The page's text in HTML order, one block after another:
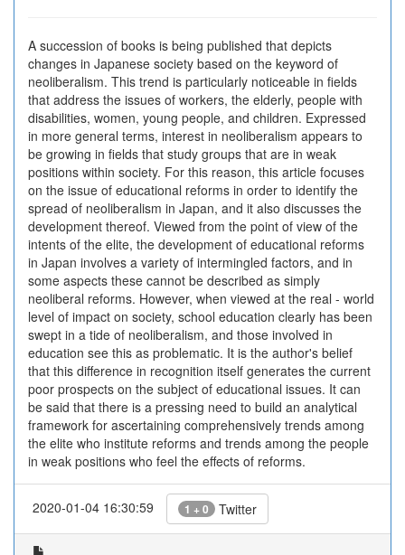
A succession of books is being published that depicts
changes in Japanese society based on the keyword of
neoliberalism. This trend is particularly noticeable in fields
that address the issues of workers, the elderly, people with
disabilities, women, young people, and children. Expressed
in more general terms, interest in neoliberalism appears to
be growing in fields that study groups that are in weak
positions within society. For this reason, this article focuses
on the issue of educational reforms in order to identify the
spread of neoliberalism in Japan, and it also discusses the
development thereof. Viewed from the point of view of the
intents of the elite, the development of educational reforms
in Japan involves a variety of intermingled factors, and in
some aspects these cannot be described as simply
neoliberal reforms. However, when viewed at the real - world
level of impact on society, school education clearly has been
swept in a tide of neoliberalism, and those involved in
education see this as problematic. It is the author's belief
that this difference in recognition itself generates the current
poor prospects on the subject of educational issues. It can
be said that there is a pressing need to build an analytical
framework for ascertaining comprehensively trends among
the elite who institute reforms and trends among the people
in weak positions who feel the effects of reforms.
2020-01-04 16:30:59 1 + 0 Twitter